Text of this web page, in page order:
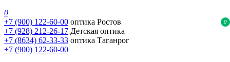
0
0
+7 (900) 122-60-00 оптика Ростов
+7 (928) 212-26-17 Детская оптика
+7 (8634) 62-33-33 оптика Таганрог
+7 (900) 122-60-00